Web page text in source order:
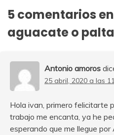
5 comentarios
aguacate o palta
Antonio amoros
25 abril, 2020 a las
Hola ivan, primero felicitarte
trabajo me encanta, ya he
esperando que me llegue